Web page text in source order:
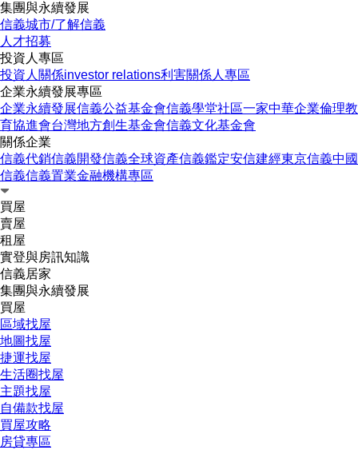
集團與永續發展
信義城市/了解信義
人才招募
投資人專區
投資人關係investor relations利害關係人專區
企業永續發展專區
企業永續發展信義公益基金會信義學堂社區一家中華企業倫理教
育協進會台灣地方創生基金會信義文化基金會
關係企業
信義代銷信義開發信義全球資產信義鑑定安信建經東京信義中國
信義信義置業金融機構專區
買屋
賣屋
租屋
實登與房訊知識
信義居家
集團與永續發展
買屋
區域找屋
地圖找屋
捷運找屋
生活圈找屋
主題找屋
自備款找屋
買屋攻略
房貸專區